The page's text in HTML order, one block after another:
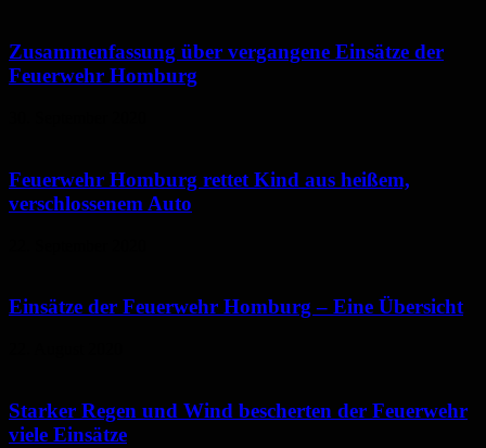
Zusammenfassung über vergangene Einsätze der
Feuerwehr Homburg
Feuerwehr Homburg rettet Kind aus heißem,
verschlossenem Auto
Einsätze der Feuerwehr Homburg – Eine Übersicht
Starker Regen und Wind bescherten der Feuerwehr
viele Einsätze